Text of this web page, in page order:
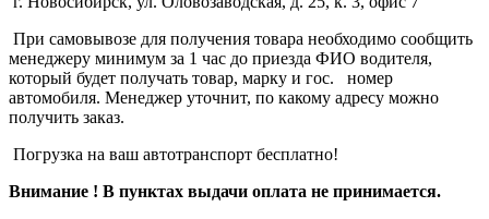
При самовывозе для получения товара необходимо сообщить
менеджеру минимум за 1 час до приезда ФИО водителя,
который будет получать товар, марку и гос. номер
автомобиля. Менеджер уточнит, по какому адресу можно
получить заказ.
Погрузка на ваш автотранспорт бесплатно!
Внимание ! В пунктах выдачи оплата не принимается.